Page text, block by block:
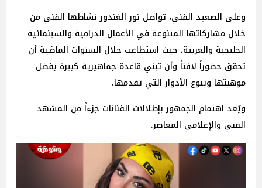
وعلى الصعيد الفني، تواصل نور الغندور نشاطها الفني من
خلال مشاركاتها المتنوعة في الأعمال الدرامية والسينمائية
الخليجية والعربية، حيث استطاعت خلال السنوات الماضية أن
تحقق حضوراً لافتاً وأن تبني قاعدة جماهيرية كبيرة بفضل
موهبتها وتنوع الأدوار التي تقدمها.
ويُعد اهتمام الجمهور بإطلالات الفنانات جزءاً من المشهد
الفني والإعلامي المعاصر.